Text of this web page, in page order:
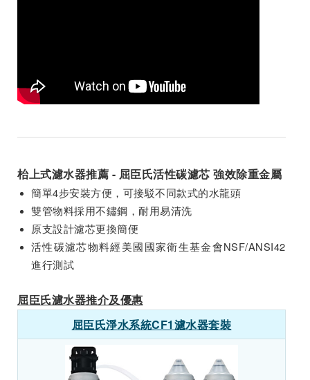
枱上式濾水器推薦 - 屈臣氏活性碳濾芯 強效除重金屬
簡單4步安裝方便，可接駁不同款式的水龍頭
雙管物料採用不鏽鋼，耐用易清洗
原支設計濾芯更換簡便
活性碳濾芯物料經美國國家衛生基金會NSF/ANSI42
進行測試
屈臣氏濾水器推介及優惠
屈臣氏淨水系統CF1濾水器套裝